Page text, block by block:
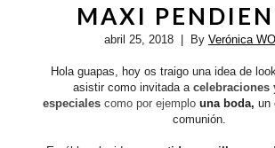
MAXI
abril 25, 2018 | By Verónica
Hola guapas, hoy os traigo una idea de
asistir como invitada a celebraciones
especiales como por ejemplo una boda, un
comunión.